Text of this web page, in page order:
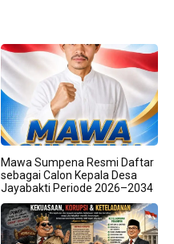
Mawa Sumpena Resmi Daftar
sebagai Calon Kepala Desa
Jayabakti Periode 2026–2034